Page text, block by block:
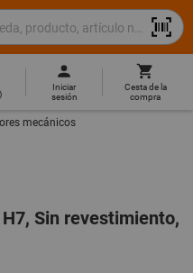
Iniciar
sesión
Cesta de la
compra
mecánicos
Sin revestimiento,